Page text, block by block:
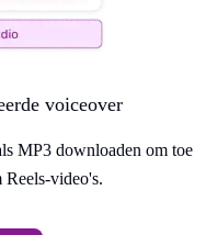
voiceover
MP3 downloaden om toe
Reels-video's.